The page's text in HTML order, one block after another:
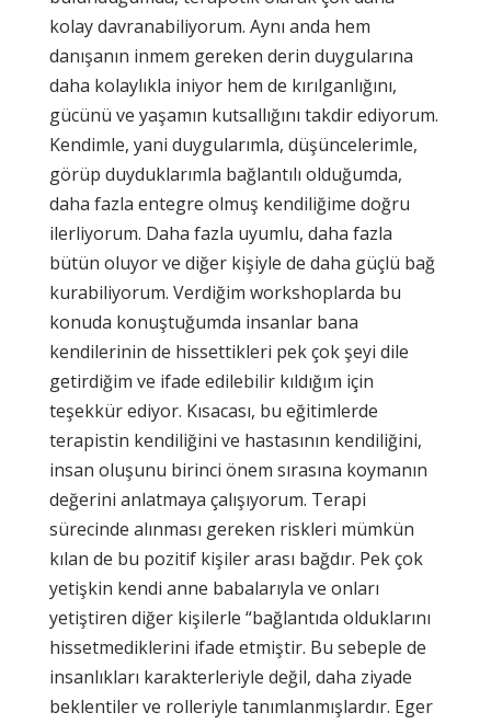
kolay davranabiliyorum. Aynı anda hem
danışanın inmem gereken derin duygularına
daha kolaylıkla iniyor hem de kırılganlığını,
gücünü ve yaşamın kutsallığını takdir ediyorum.
Kendimle, yani duygularımla, düşüncelerimle,
görüp duyduklarımla bağlantılı olduğumda,
daha fazla entegre olmuş kendiliğime doğru
ilerliyorum. Daha fazla uyumlu, daha fazla
bütün oluyor ve diğer kişiyle de daha güçlü bağ
kurabiliyorum. Verdiğim workshoplarda bu
konuda konuştuğumda insanlar bana
kendilerinin de hissettikleri pek çok şeyi dile
getirdiğim ve ifade edilebilir kıldığım için
teşekkür ediyor. Kısacası, bu eğitimlerde
terapistin kendiliğini ve hastasının kendiliğini,
insan oluşunu birinci önem sırasına koymanın
değerini anlatmaya çalışıyorum. Terapi
sürecinde alınması gereken riskleri mümkün
kılan de bu pozitif kişiler arası bağdır. Pek çok
yetişkin kendi anne babalarıyla ve onları
yetiştiren diğer kişilerle “bağlantıda olduklarını
hissetmediklerini ifade etmiştir. Bu sebeple de
insanlıkları karakterleriyle değil, daha ziyade
beklentiler ve rolleriyle tanımlanmışlardır. Eger